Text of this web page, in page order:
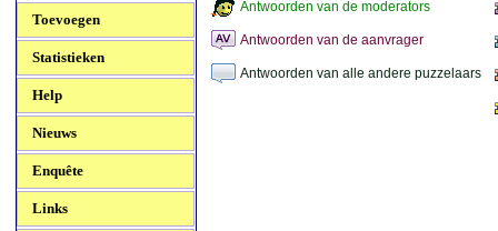
Toevoegen
Statistieken
Help
Nieuws
Enquête
Links
Antwoorden van de moderators
Antwoorden van de aanvrager
Antwoorden van alle andere puzzelaars